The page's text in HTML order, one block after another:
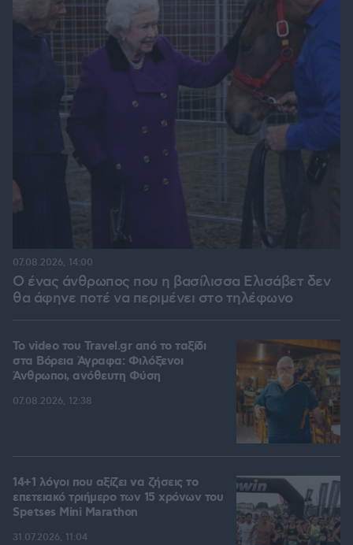
Ο ένας άνθρωπος που η βασίλισσα Ελισάβετ δεν
θα άφηνε ποτέ να περιμένει στο τηλέφωνο
07.08.2026, 14:00
To video του Travel.gr από το ταξίδι
στα Βόρεια Άγραφα: Φιλόξενοι
Άνθρωποι, ανόθευτη Φύση
07.08.2026, 12:38
14+1 λόγοι που αξίζει να ζήσεις το
επετειακό τριήμερο των 15 χρόνων του
Spetses Mini Marathon
31.07.2026, 11:04